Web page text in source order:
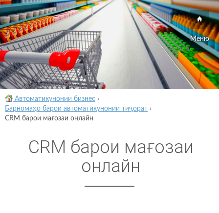
Меню
Автоматикунонии бизнес ›
Барномаҳо барои автоматикунонии тиҷорат ›
CRM барои мағозаи онлайн
CRM барои мағозаи
онлайн